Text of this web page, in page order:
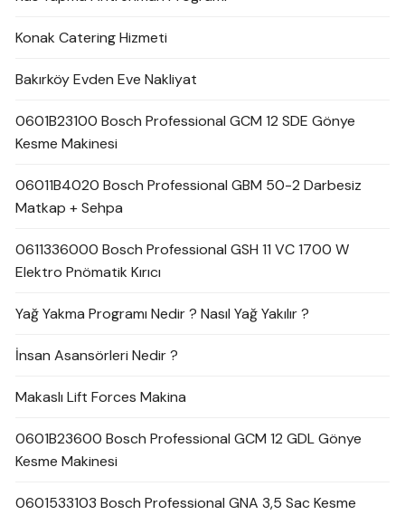
Konak Catering Hizmeti
Bakırköy Evden Eve Nakliyat
0601B23100 Bosch Professional GCM 12 SDE Gönye
Kesme Makinesi
06011B4020 Bosch Professional GBM 50-2 Darbesiz
Matkap + Sehpa
0611336000 Bosch Professional GSH 11 VC 1700 W
Elektro Pnömatik Kırıcı
Yağ Yakma Programı Nedir ? Nasıl Yağ Yakılır ?
İnsan Asansörleri Nedir ?
Makaslı Lift Forces Makina
0601B23600 Bosch Professional GCM 12 GDL Gönye
Kesme Makinesi
0601533103 Bosch Professional GNA 3,5 Sac Kesme